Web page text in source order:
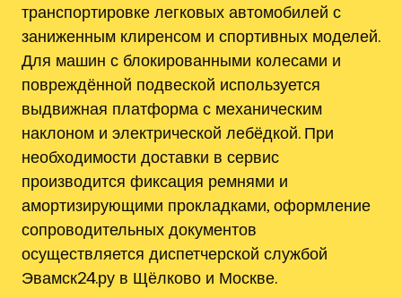
транспортировке легковых автомобилей с
заниженным клиренсом и спортивных моделей.
Для машин с блокированными колесами и
повреждённой подвеской используется
выдвижная платформа с механическим
наклоном и электрической лебёдкой. При
необходимости доставки в сервис
производится фиксация ремнями и
амортизирующими прокладками, оформление
сопроводительных документов
осуществляется диспетчерской службой
Эвамск24.ру в Щёлково и Москве.